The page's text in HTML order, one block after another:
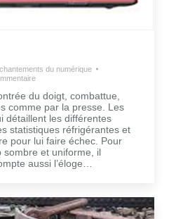
du numérique
du doigt, combattue,
comme par la presse. Les
détaillent les différentes
statistiques réfrigérantes et
pour lui faire échec. Pour
sombre et uniforme, il
aussi l’éloge…